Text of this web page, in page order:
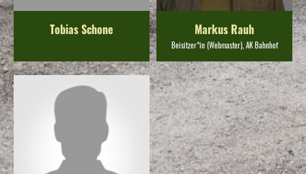
Tobias Schone Markus Rauh
Beisitzer*in (Webmaster), AK Bahnhof